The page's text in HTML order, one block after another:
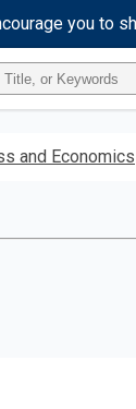
you to
and Economics